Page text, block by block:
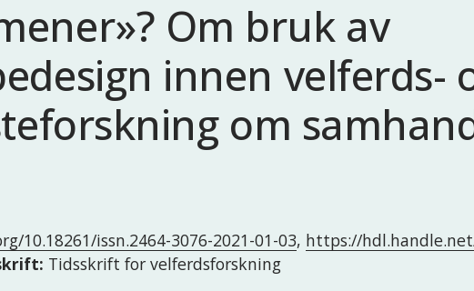
Om bruk av
innen velferds-
om
10.18261/issn.2464-3076-2021-01-03, https://
Tidsskrift for velferdsforskning